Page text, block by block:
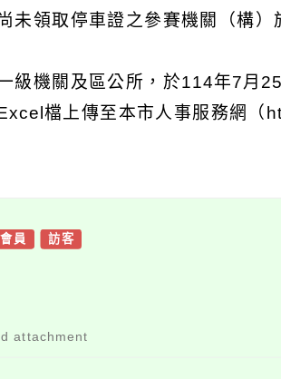
未領取停車證之參賽機關（構
級機關及區公所，於114年7月
檔上傳至本市人事服務網
員 訪客
attachment